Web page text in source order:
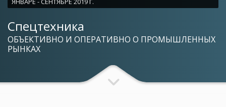
Спецтехника
ОБЪЕКТИВНО И ОПЕРАТИВНО О ПРОМЫШЛЕННЫХ
РЫНКАХ